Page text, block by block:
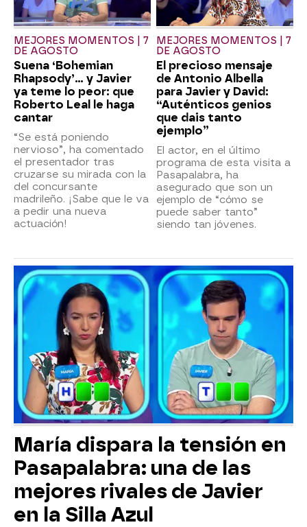
MEJORES MOMENTOS | 7
DE AGOSTO
Suena ‘Bohemian
Rhapsody’... y Javier
ya teme lo peor: que
Roberto Leal le haga
cantar
“Se está poniendo
nervioso”, ha comentado
el presentador tras
cruzarse su mirada con la
del concursante
madrileño. ¡Sabe que le va
a pedir una nueva
actuación!
MEJORES MOMENTOS | 7
DE AGOSTO
El precioso mensaje
de Antonio Albella
para Javier y David:
“Auténticos genios
que dais tanto
ejemplo”
El actor, en el último
programa de esta visita a
Pasapalabra, ha
asegurado que son un
ejemplo de “cómo se
puede saber tanto”
siendo tan jóvenes.
María dispara la tensión en
Pasapalabra: una de las
mejores rivales de Javier
en la Silla Azul